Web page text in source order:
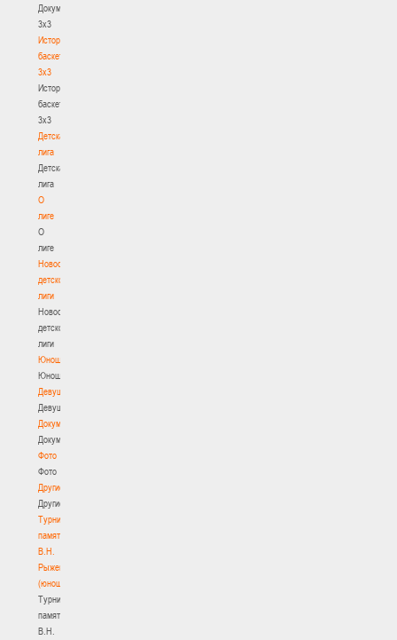
Документы
3х3
История
баскетбола
3х3
История
баскетбола
3х3
Детская
лига
Детская
лига
О
лиге
О
лиге
Новости
детской
лиги
Новости
детской
лиги
Юноши
Юноши
Девушки
Девушки
Документы
Документы
Фото
Фото
Другие
Другие
Турнир
памяти
В.Н.
Рыженкова
(юноши)
Турнир
памяти
В.Н.